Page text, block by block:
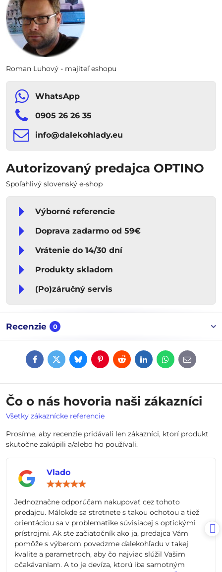
Roman Luhový - majiteľ eshopu
WhatsApp
0905 26 26 35
info​​@dalekohlady​​.eu
Autorizovaný predajca OPTINO
Spoľahlivý slovenský e-shop
Výborné referencie
Doprava zadarmo od 59€
Vrátenie do 14/30 dní
Produkty skladom
(Po)záručný servis
Recenzie 0
FacebookTwitterBlueskyPinterestRedditLinkedInWhatsApp
E-
mail
Čo o nás hovoria naši zákazníci
Všetky zákaznícke referencie
Prosíme, aby recenzie pridávali len zákazníci, ktorí produkt
skutočne zakúpili a/alebo ho používali.
Vlado
5
Jednoznačne odporúčam nakupovať cez tohoto
predajcu. Málokde sa stretnete s takou ochotou a tiež
orientáciou sa v problematike súvisiacej s optickými
prístrojmi. Ak ste začiatočník ako ja, predajca Vám
pomôže s výberom povedzme ďalekohľadu v takej
kvalite a parametroch, aby čo najviac slúžil Vašim
očakávaniam. A to je devíza, ktorú iba samotným